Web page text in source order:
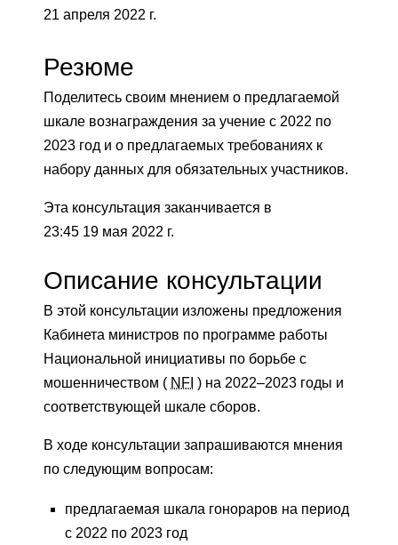
21 апреля 2022 г.
Резюме
Поделитесь своим мнением о предлагаемой
шкале вознаграждения за учение с 2022 по
2023 год и о предлагаемых требованиях к
набору данных для обязательных участников.
Эта консультация заканчивается в
23:45 19 мая 2022 г.
Описание консультации
В этой консультации изложены предложения
Кабинета министров по программе работы
Национальной инициативы по борьбе с
мошенничеством ( NFI ) на 2022–2023 годы и
соответствующей шкале сборов.
В ходе консультации запрашиваются мнения
по следующим вопросам:
предлагаемая шкала гонораров на период
с 2022 по 2023 год